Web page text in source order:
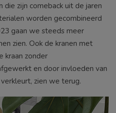
zijn comeback uit de jaren
worden gecombineerd
gaan we steeds meer
zien. Ook de kranen met
kraan zonder
en door invloeden van
zien we terug.